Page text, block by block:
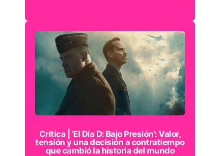
Crítica | ‘El Día D: Bajo Presión’: Valor,
tensión y una decisión a contratiempo
que cambió la historia del mundo